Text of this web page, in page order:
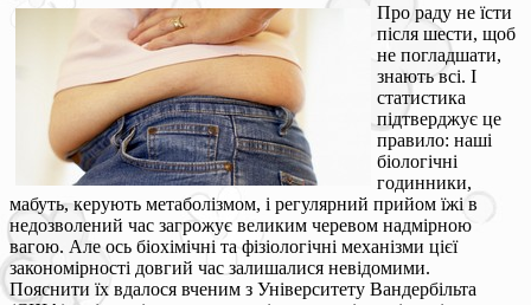
Про раду не їсти
після шести, щоб
не погладшати,
знають всі. І
статистика
підтверджує це
правило: наші
біологічні
годинники,
мабуть, керують метаболізмом, і регулярний прийом їжі в
недозволений час загрожує великим черевом надмірною
вагою. Але ось біохімічні та фізіологічні механізми цієї
закономірності довгий час залишалися невідомими.
Пояснити їх вдалося вченим з Університету Вандербільта